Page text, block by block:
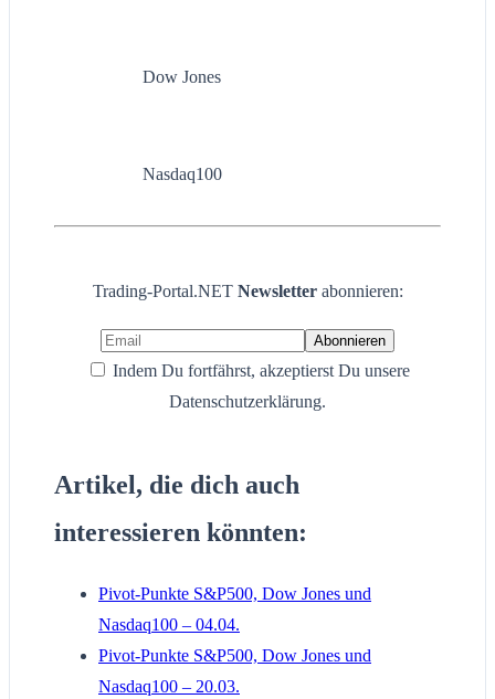
Dow Jones
Nasdaq100
Trading-Portal.NET Newsletter abonnieren:
Indem Du fortfährst, akzeptierst Du unsere
Datenschutzerklärung.
Artikel, die dich auch
interessieren könnten:
Pivot-Punkte S&P500, Dow Jones und
Nasdaq100 – 04.04.
Pivot-Punkte S&P500, Dow Jones und
Nasdaq100 – 20.03.